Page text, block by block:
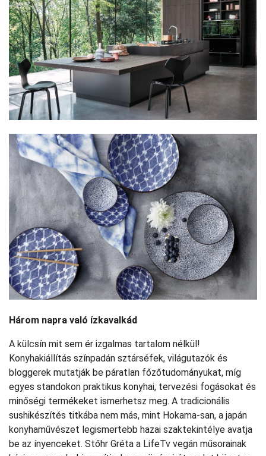
Három napra való ízkavalkád
A külcsín mit sem ér izgalmas tartalom nélkül!
Konyhakiállítás színpadán sztárséfek, világutazók és
bloggerek mutatják be páratlan főzőtudományukat, míg
egyes standokon praktikus konyhai, tervezési fogásokat és
minőségi termékeket ismerhetsz meg. A tradicionális
sushikészítés titkába nem más, mint Hokama-san, a japán
konyhaművészet legismertebb hazai szaktekintélye avatja
be az ínyenceket. Stőhr Gréta a LifeTv vegán műsorainak